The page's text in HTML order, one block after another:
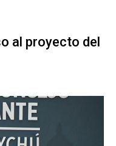
al proyecto del